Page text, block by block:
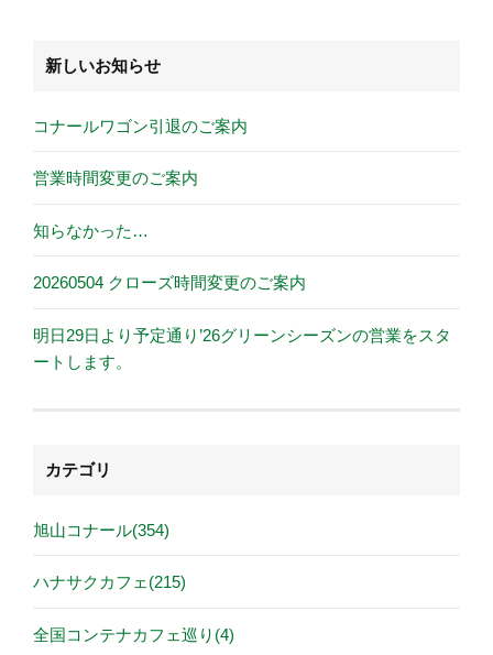
新しいお知らせ
コナールワゴン引退のご案内
営業時間変更のご案内
知らなかった…
20260504 クローズ時間変更のご案内
明日29日より予定通り’26グリーンシーズンの営業をスタ
ートします。
カテゴリ
旭山コナール(354)
ハナサクカフェ(215)
全国コンテナカフェ巡り(4)